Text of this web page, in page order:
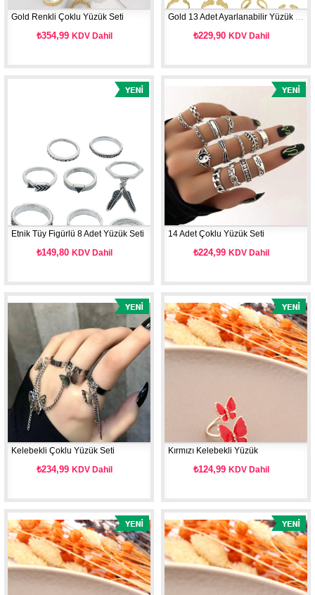
Gold Renkli Çoklu Yüzük Seti
₺354,99KDV Dahil
Gold 13 Adet Ayarlanabilir Yüzük Seti
₺229,90KDV Dahil
Etnik Tüy Figürlü 8 Adet Yüzük Seti
₺149,80KDV Dahil
14 Adet Çoklu Yüzük Seti
₺224,99KDV Dahil
Kelebekli Çoklu Yüzük Seti
₺234,99KDV Dahil
Kırmızı Kelebekli Yüzük
₺124,99KDV Dahil